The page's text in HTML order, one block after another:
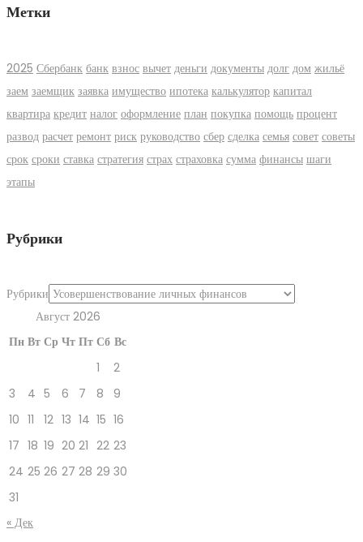
Метки
2025 Сбербанк банк взнос вычет деньги документы долг дом жильё
заем заемщик заявка имущество ипотека калькулятор капитал
квартира кредит налог оформление план покупка помощь процент
развод расчет ремонт риск руководство сбер сделка семья совет советы
срок сроки ставка стратегия страх страховка сумма финансы шаги
этапы
Рубрики
Рубрики
Август 2026
Пн Вт Ср Чт Пт Сб Вс
1
2
3
4 5 6 7 8
9
10 11 12 13 14 15 16
17 18 19 20 21 22 23
24 25 26 27 28 29 30
31
« Дек